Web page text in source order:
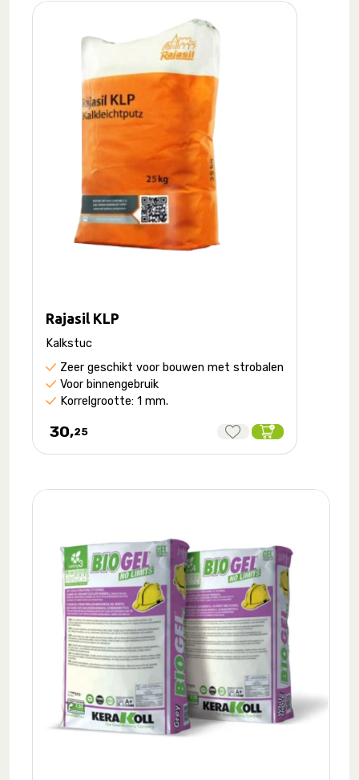
Rajasil KLP
Kalkstuc
Zeer geschikt voor bouwen met strobalen
Voor binnengebruik
Korrelgrootte: 1 mm.
30,25